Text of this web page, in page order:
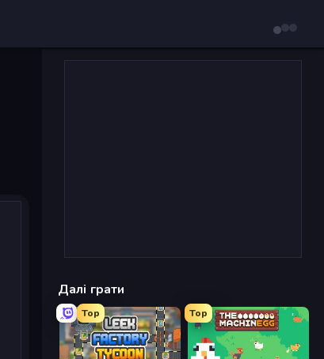
Далі грати
Top Top